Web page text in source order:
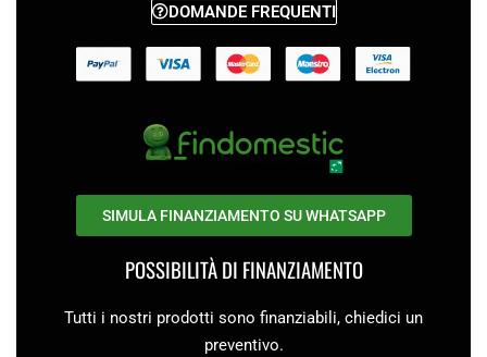
DOMANDE FREQUENTI
SIMULA FINANZIAMENTO SU WHATSAPP
POSSIBILITÀ DI FINANZIAMENTO
Tutti i nostri prodotti sono finanziabili, chiedici un
preventivo.